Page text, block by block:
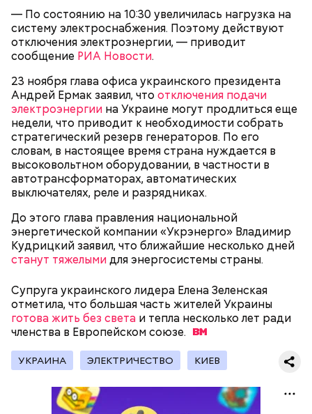
— По состоянию на 10:30 увеличилась нагрузка на
систему электроснабжения. Поэтому действуют
отключения электроэнергии, — приводит
сообщение РИА Новости.
23 ноября глава офиса украинского президента
Андрей Ермак заявил, что отключения подачи
электроэнергии на Украине могут продлиться еще
недели, что приводит к необходимости собрать
стратегический резерв генераторов. По его
словам, в настоящее время страна нуждается в
высоковольтном оборудовании, в частности в
автотрансформаторах, автоматических
выключателях, реле и разрядниках.
До этого глава правления национальной
энергетической компании «Укрэнерго» Владимир
Кудрицкий заявил, что ближайшие несколько дней
станут тяжелымидля энергосистемы страны.
Супруга украинского лидера Елена Зеленская
отметила, что большая часть жителей Украины
готова жить без света и тепла несколько лет ради
членства в Европейскомсоюзе.
УКРАИНА ЭЛЕКТРИЧЕСТВО КИЕВ
несколько лет назад о таких походах даже мечтать
не приходилось, но сегодня это вполне
— Для группы из пяти человек такое путешествие
обойдется в пределах 340 белорусских рублей
(около 10311 рублей по ЦБ РФ — прим. «ВМ»
уточнил он.
Он заметил, что в мире действительно непростая
ситуация с точки зрения ядерного оружия, оружия
массового уничтожения. Проблемы экологии и
сохранения природы тоже стоят остро.
международных отношений, которые
руководствуются своими эгоистическими
соображениями, используя эту теперь уже
рекламную фишку, чтобы привлечь средства для
реализации своих новых не менее нелепых и
ненужных проектов. Это классическое
замыливание глаз, — высказал свое мнение военный
эксперт.